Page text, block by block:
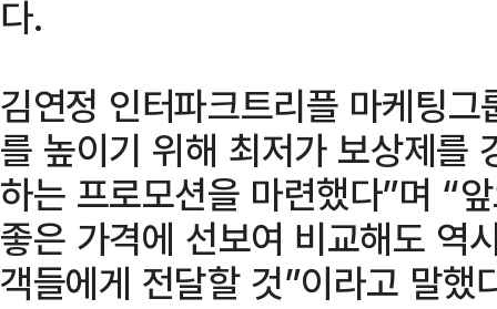
다.
김연정 인터파크트리플 마케팅
를 높이기 위해 최저가 보상제를
하는 프로모션을 마련했다”며 “
좋은 가격에 선보여 비교해도 역
객들에게 전달할 것”이라고 말했